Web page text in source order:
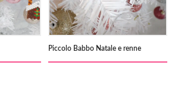
Piccolo Babbo Natale e renne